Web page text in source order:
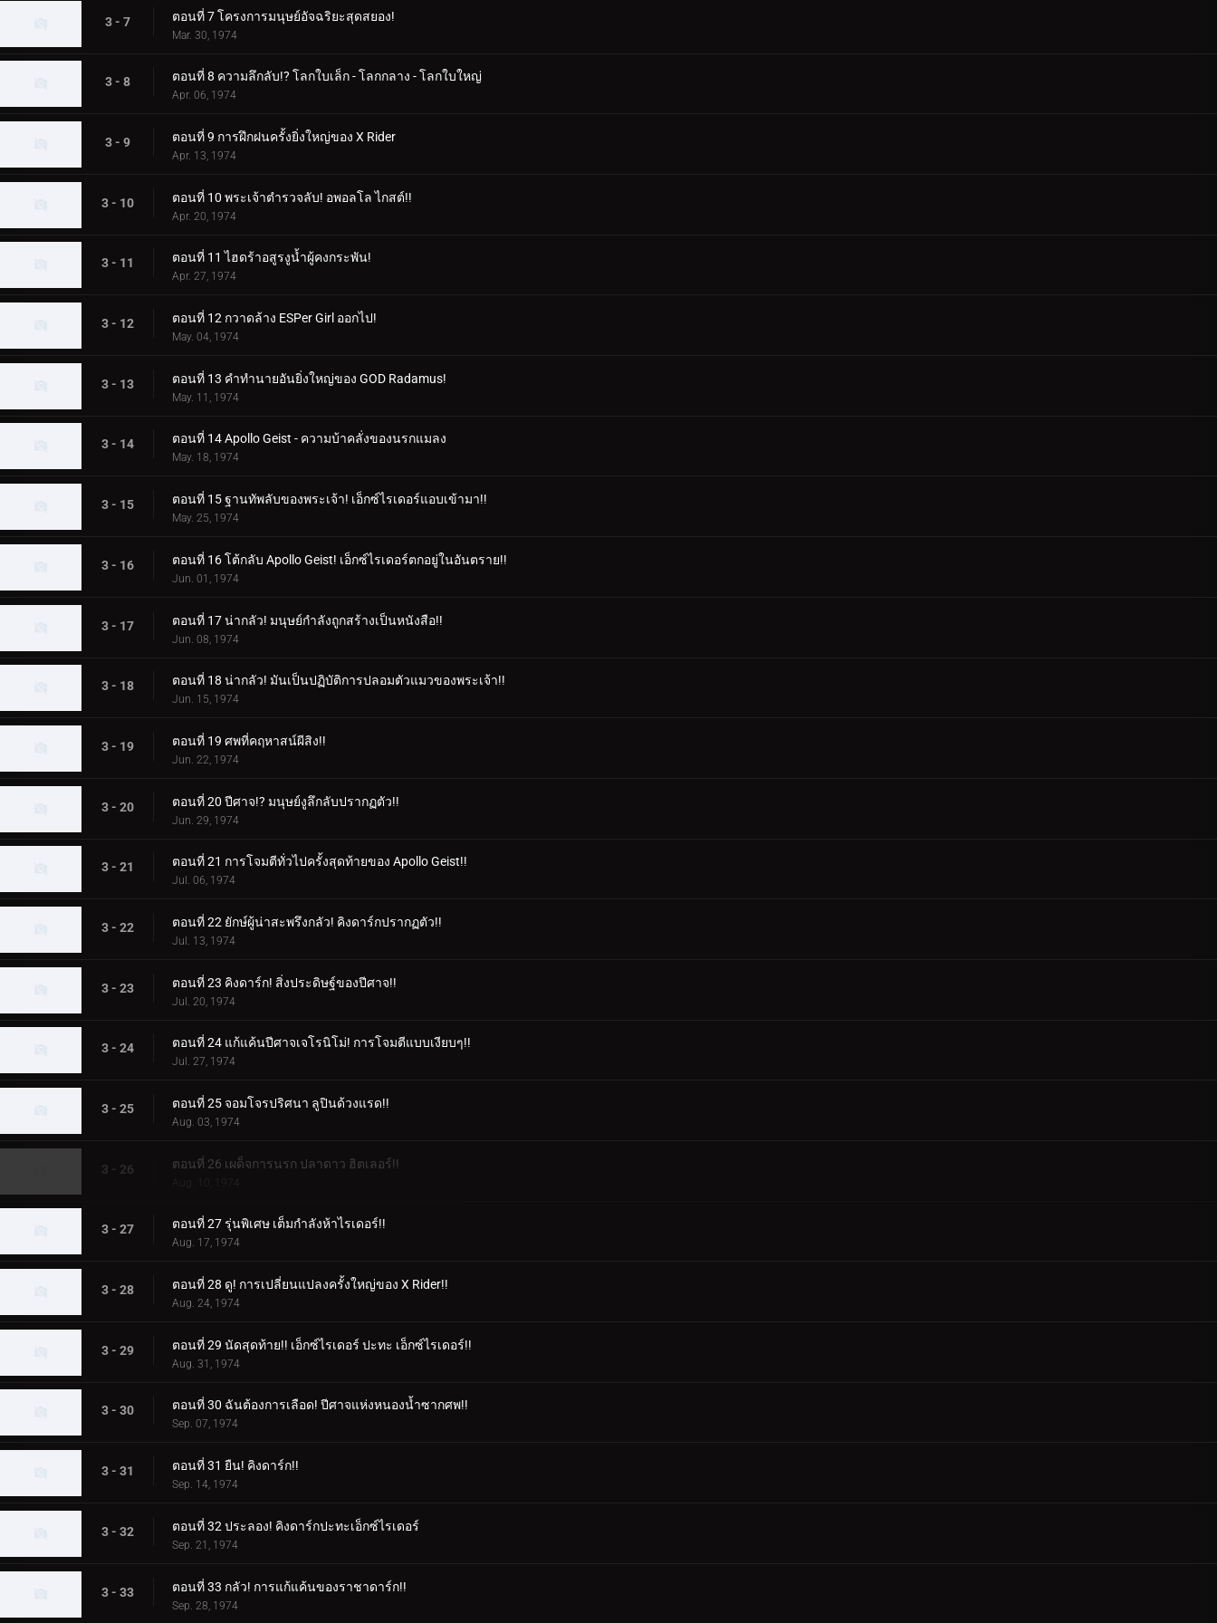
3 - 7 ตอนที่ 7 โครงการมนุษย์อัจฉริยะสุดสยอง!
Mar. 30, 1974
3 - 8 ตอนที่ 8 ความลึกลับ!? โลกใบเล็ก - โลกกลาง - โลกใบใหญ่
Apr. 06, 1974
3 - 9 ตอนที่ 9 การฝึกฝนครั้งยิ่งใหญ่ของ X Rider
Apr. 13, 1974
3 - 10 ตอนที่ 10 พระเจ้าตำรวจลับ! อพอลโล ไกสต์!!
Apr. 20, 1974
3 - 11 ตอนที่ 11 ไฮดร้าอสูรงูน้ำผู้คงกระพัน!
Apr. 27, 1974
3 - 12 ตอนที่ 12 กวาดล้าง ESPer Girl ออกไป!
May. 04, 1974
3 - 13 ตอนที่ 13 คำทำนายอันยิ่งใหญ่ของ GOD Radamus!
May. 11, 1974
3 - 14 ตอนที่ 14 Apollo Geist - ความบ้าคลั่งของนรกแมลง
May. 18, 1974
3 - 15 ตอนที่ 15 ฐานทัพลับของพระเจ้า! เอ็กซ์ไรเดอร์แอบเข้ามา!!
May. 25, 1974
3 - 16 ตอนที่ 16 โต้กลับ Apollo Geist! เอ็กซ์ไรเดอร์ตกอยู่ในอันตราย!!
Jun. 01, 1974
3 - 17 ตอนที่ 17 น่ากลัว! มนุษย์กำลังถูกสร้างเป็นหนังสือ!!
Jun. 08, 1974
3 - 18 ตอนที่ 18 น่ากลัว! มันเป็นปฏิบัติการปลอมตัวแมวของพระเจ้า!!
Jun. 15, 1974
3 - 19 ตอนที่ 19 ศพที่คฤหาสน์ผีสิง!!
Jun. 22, 1974
3 - 20 ตอนที่ 20 ปีศาจ!? มนุษย์งูลึกลับปรากฏตัว!!
Jun. 29, 1974
3 - 21 ตอนที่ 21 การโจมตีทั่วไปครั้งสุดท้ายของ Apollo Geist!!
Jul. 06, 1974
3 - 22 ตอนที่ 22 ยักษ์ผู้น่าสะพรึงกลัว! คิงดาร์กปรากฏตัว!!
Jul. 13, 1974
3 - 23 ตอนที่ 23 คิงดาร์ก! สิ่งประดิษฐ์ของปีศาจ!!
Jul. 20, 1974
3 - 24 ตอนที่ 24 แก้แค้นปีศาจเจโรนิโม่! การโจมตีแบบเงียบๆ!!
Jul. 27, 1974
3 - 25 ตอนที่ 25 จอมโจรปริศนา ลูปินด้วงแรด!!
Aug. 03, 1974
3 - 26 ตอนที่ 26 เผด็จการนรก ปลาดาว ฮิตเลอร์!!
Aug. 10, 1974
3 - 27 ตอนที่ 27 รุ่นพิเศษ เต็มกำลังห้าไรเดอร์!!
Aug. 17, 1974
3 - 28 ตอนที่ 28 ดู! การเปลี่ยนแปลงครั้งใหญ่ของ X Rider!!
Aug. 24, 1974
3 - 29 ตอนที่ 29 นัดสุดท้าย!! เอ็กซ์ไรเดอร์ ปะทะ เอ็กซ์ไรเดอร์!!
Aug. 31, 1974
3 - 30 ตอนที่ 30 ฉันต้องการเลือด! ปีศาจแห่งหนองน้ำซากศพ!!
Sep. 07, 1974
3 - 31 ตอนที่ 31 ยืน! คิงดาร์ก!!
Sep. 14, 1974
3 - 32 ตอนที่ 32 ประลอง! คิงดาร์กปะทะเอ็กซ์ไรเดอร์
Sep. 21, 1974
3 - 33 ตอนที่ 33 กลัว! การแก้แค้นของราชาดาร์ก!!
Sep. 28, 1974